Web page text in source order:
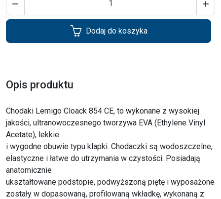
 
Dodaj do koszyka
Opis produktu
Chodaki Lemigo Cloack 854 CE, to wykonane z wysokiej
jakości, ultranowoczesnego tworzywa EVA (Ethylene Vinyl
Acetate), lekkie
i wygodne obuwie typu klapki. Chodaczki są wodoszczelne,
elastyczne i łatwe do utrzymania w czystości. Posiadają
anatomicznie
ukształtowane podstopie, podwyższoną piętę i wyposażone
zostały w dopasowaną, profilowaną wkładkę, wykonaną z